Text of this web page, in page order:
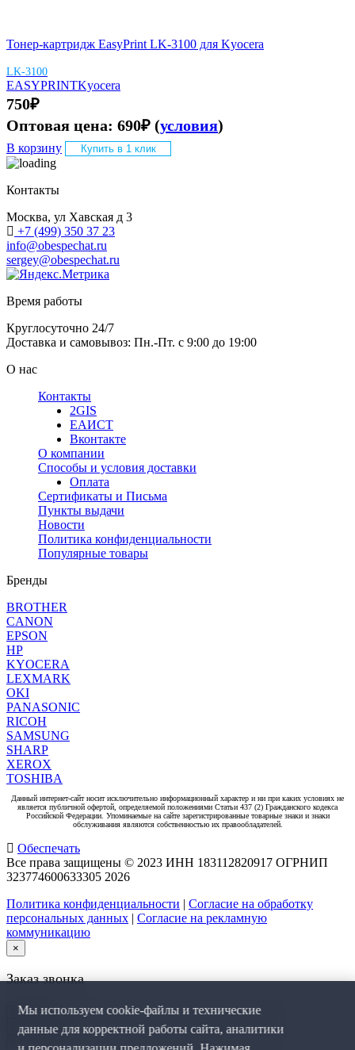
Тонер-картридж EasyPrint LK-3100 для Kyocera
LK-3100
EASYPRINTKyocera
750₽
Оптовая цена: 690₽ (условия)
В корзину Купить в 1 клик
Контакты
Москва, ул Хавская д 3
+7 (499) 350 37 23
info@obespechat.ru
sergey@obespechat.ru
Время работы
Круглосуточно 24/7
Доставка и самовывоз: Пн.-Пт. с 9:00 до 19:00
О нас
Контакты
2GIS
ЕАИСТ
Вконтакте
О компании
Способы и условия доставки
Оплата
Сертификаты и Письма
Пункты выдачи
Новости
Политика конфиденциальности
Популярные товары
Бренды
BROTHER
CANON
EPSON
HP
KYOCERA
LEXMARK
OKI
PANASONIC
RICOH
SAMSUNG
SHARP
XEROX
TOSHIBA
Данный интернет-сайт носит исключительно информационный характер и ни при каких условиях не
является публичной офертой, определяемой положениями Статьи 437 (2) Гражданского кодекса
Российской Федерации. Упоминаемые на сайте зарегистрированные товарные знаки и знаки
обслуживания являются собственностью их правообладателей.
Обеспечать
Все права защищены © 2023 ИНН 183112820917 ОГРНИП
323774600633305 2026
Политика конфиденциальности | Согласие на обработку
персональных данных | Согласие на рекламную
коммуникацию
×
Заказ звонка
Мы используем cookie-файлы и технические
данные для корректной работы сайта, аналитики